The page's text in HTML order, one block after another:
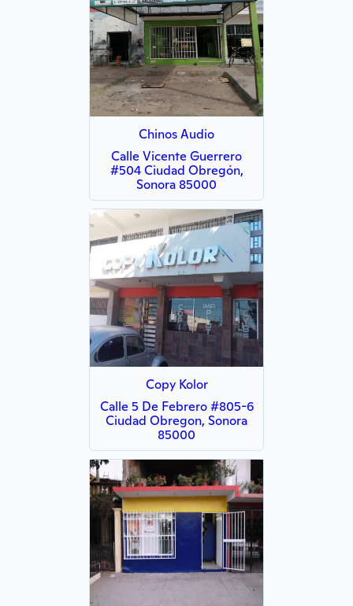
Chinos Audio
Calle Vicente Guerrero
#504 Ciudad Obregón,
Sonora 85000
Copy Kolor
Calle 5 De Febrero #805-6
Ciudad Obregon, Sonora
85000